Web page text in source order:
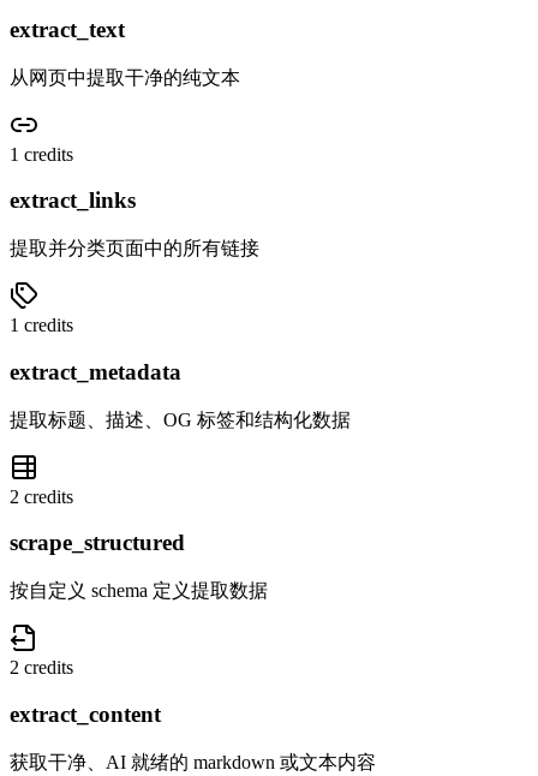
extract_text
从网页中提取干净的纯文本
1 credits
extract_links
提取并分类页面中的所有链接
1 credits
extract_metadata
提取标题、描述、OG 标签和结构化数据
2 credits
scrape_structured
按自定义 schema 定义提取数据
2 credits
extract_content
获取干净、AI 就绪的 markdown 或文本内容